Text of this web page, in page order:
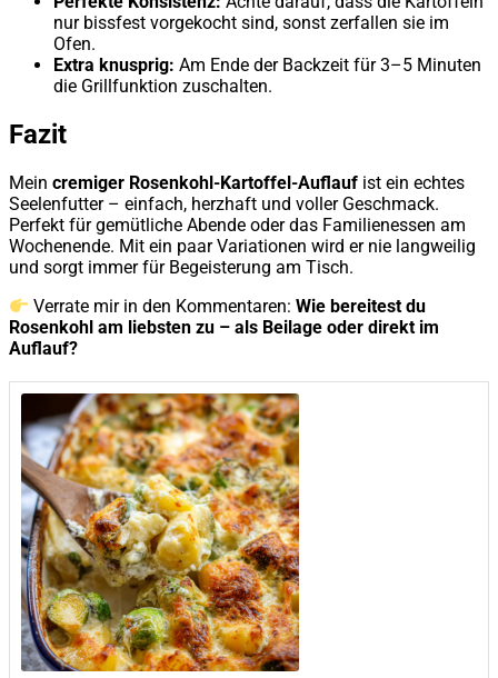
nur bissfest vorgekocht sind, sonst zerfallen sie im
Ofen.
Extra knusprig: Am Ende der Backzeit für 3–5 Minuten
die Grillfunktion zuschalten.
Fazit
Mein cremiger Rosenkohl-Kartoffel-Auflauf ist ein echtes
Seelenfutter – einfach, herzhaft und voller Geschmack.
Perfekt für gemütliche Abende oder das Familienessen am
Wochenende. Mit ein paar Variationen wird er nie langweilig
und sorgt immer für Begeisterung am Tisch.
Verrate mir in den Kommentaren:Wie bereitest du
Rosenkohl am liebsten zu – als Beilage oder direkt im
Auflauf?